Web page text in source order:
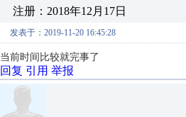
注册：2018年12月17日
发表于：2019-11-20 16:45:28
当前时间比较就完事了
回复 引用 举报